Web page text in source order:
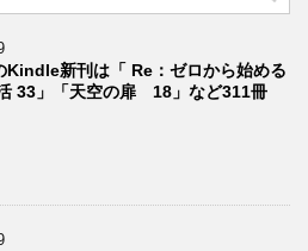
Kindle新刊は「 Re：ゼロから始める
33」「天空の扉 18」など311冊